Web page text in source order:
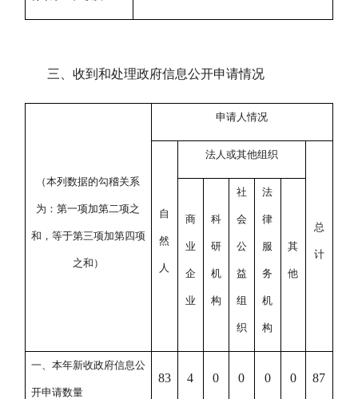
三、收到和处理政府信息公开申请情况
（本列数据的勾稽关系
为：第一项加第二项之
和，等于第三项加第四项
之和 ）
申请人情况
自
然
人
法人或其他组织
总
计
商
业
企
业
科
研
机
构
社
会
公
益
组
织
法
律
服
务
机
构
其
他
一、本年新收政府信息公
开申请数量
83 4 0 0 0 0 87